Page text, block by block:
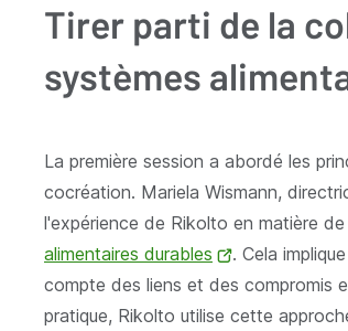
Tirer parti de la
systèmes
La première session a abordé les
cocréation. Mariela Wismann,
l'expérience de Rikolto en matière
alimentaires durables
(opent
nieuw
venster)
. Cela
compte des liens et des compromis
pratique, Rikolto utilise cette